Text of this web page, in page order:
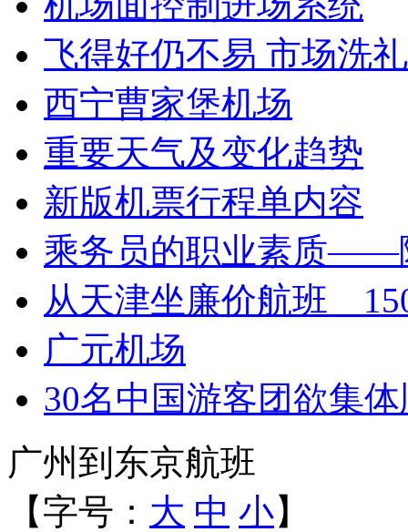
飞得好仍不易 市场洗
西宁曹家堡机场
重要天气及变化趋势
新版机票行程单内容
乘务员的职业素质——
从天津坐廉价航班
广元机场
30名中国游客团欲集
广州到东京航班
【字号： 大 中 小】